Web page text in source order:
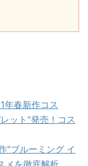
年春新作コス
ット"発売！コス
"ブルーミング イ